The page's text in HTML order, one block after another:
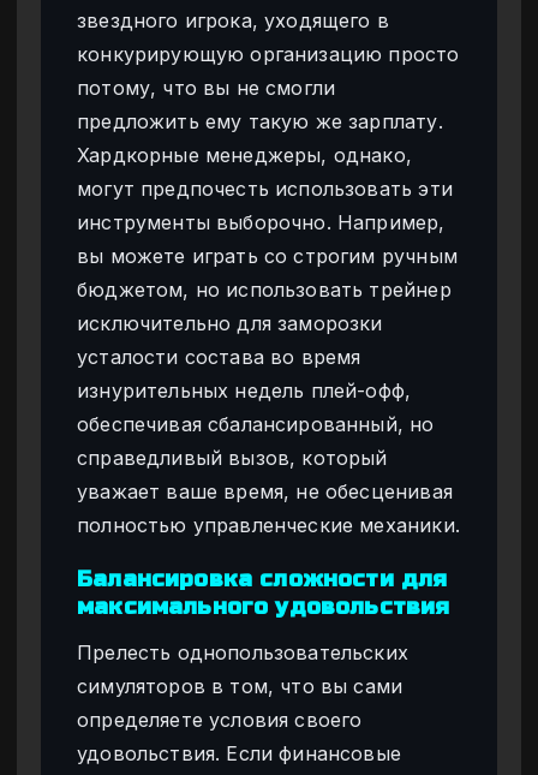
звездного игрока, уходящего в
конкурирующую организацию просто
потому, что вы не смогли
предложить ему такую же зарплату.
Хардкорные менеджеры, однако,
могут предпочесть использовать эти
инструменты выборочно. Например,
вы можете играть со строгим ручным
бюджетом, но использовать трейнер
исключительно для заморозки
усталости состава во время
изнурительных недель плей-офф,
обеспечивая сбалансированный, но
справедливый вызов, который
уважает ваше время, не обесценивая
полностью управленческие механики.
Балансировка сложности для
максимального удовольствия
Прелесть однопользовательских
симуляторов в том, что вы сами
определяете условия своего
удовольствия. Если финансовые